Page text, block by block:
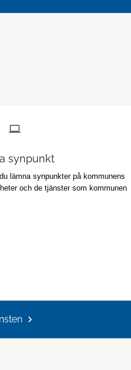
synpunkt
lämna synpunkter på kommunens
och de tjänster som kommunen